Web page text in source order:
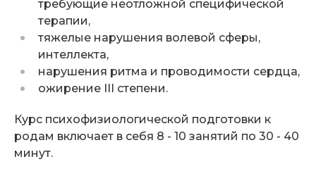
требующие неотложной специфической
терапии,
тяжелые нарушения волевой сферы,
интеллекта,
нарушения ритма и проводимости сердца,
ожирение III степени.
Курс психофизиологической подготовки к
родам включает в себя 8 - 10 занятий по 30 - 40
минут.